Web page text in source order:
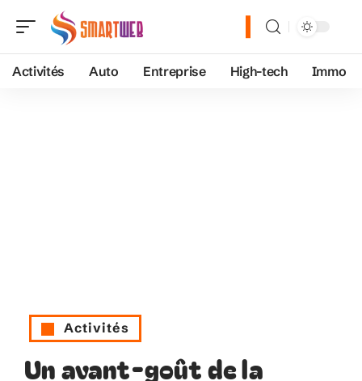
Activités Auto Entreprise High-tech Immo
Activités
Un avant-goût de la